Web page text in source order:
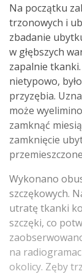
Na początku
trzonowych i
zbadanie
w głębszych
zapalnie
nietypowo,
przyzębia.
może
zamknąć
zamknięcie
Wykonano
szczękowych.
utratę tkanki
szczęki, co
na
okolicy. Zęby